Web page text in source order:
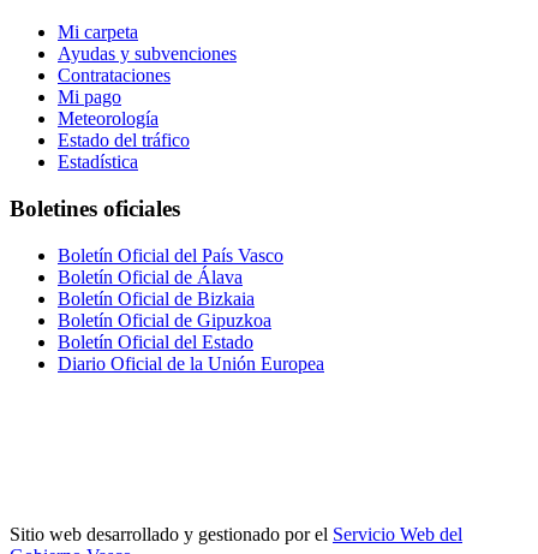
Mi carpeta
Ayudas y subvenciones
Contrataciones
Mi pago
Meteorología
Estado del tráfico
Estadística
Boletines oficiales
Boletín Oficial del País Vasco
Boletín Oficial de Álava
Boletín Oficial de Bizkaia
Boletín Oficial de Gipuzkoa
Boletín Oficial del Estado
Diario Oficial de la Unión Europea
Sitio web desarrollado y gestionado por el Servicio Web del